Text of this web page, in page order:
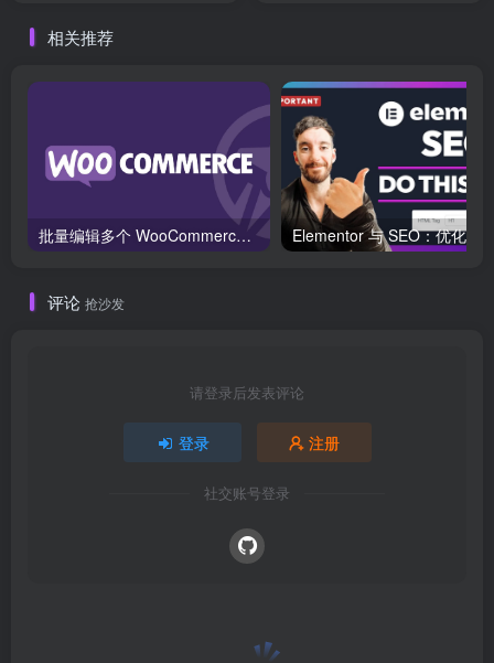
相关推荐
批量编辑多个 WooCommerce 产品变体价格的 2 个方法？
评论 抢沙发
请登录后发表评论
登录 注册
社交账号登录